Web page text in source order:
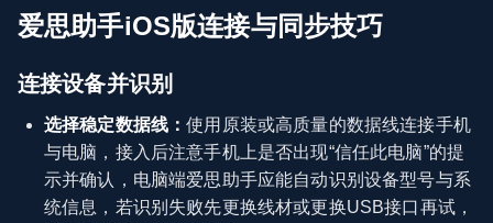
爱思助手iOS版连接与同步技巧
连接设备并识别
选择稳定数据线：使用原装或高质量的数据线连接手机
与电脑，接入后注意手机上是否出现“信任此电脑”的提
示并确认，电脑端爱思助手应能自动识别设备型号与系
统信息，若识别失败先更换线材或更换USB接口再试，